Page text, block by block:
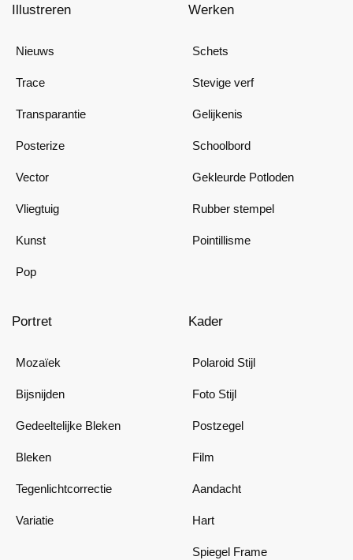
Illustreren
Nieuws
Trace
Transparantie
Posterize
Vector
Vliegtuig
Kunst
Pop
Werken
Schets
Stevige verf
Gelijkenis
Schoolbord
Gekleurde Potloden
Rubber stempel
Pointillisme
Portret
Mozaïek
Bijsnijden
Gedeeltelijke Bleken
Bleken
Tegenlichtcorrectie
Variatie
Kader
Polaroid Stijl
Foto Stijl
Postzegel
Film
Aandacht
Hart
Spiegel Frame